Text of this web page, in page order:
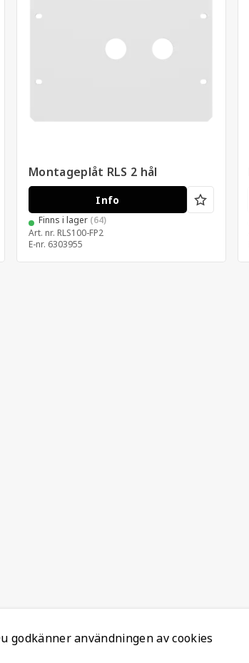
Montageplåt RLS 2 hål
Info
Finns i lager (64)
Art. nr. RLS100-FP2
E-nr. 6303955
godkänner användningen av cookies